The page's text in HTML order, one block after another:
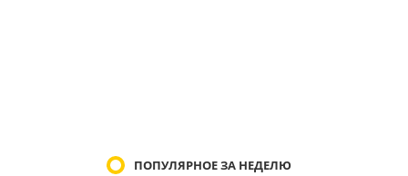
ПОПУЛЯРНОЕ ЗА НЕДЕЛЮ